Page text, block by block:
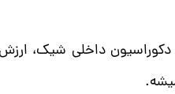
دکوراسیون داخلی شیک،